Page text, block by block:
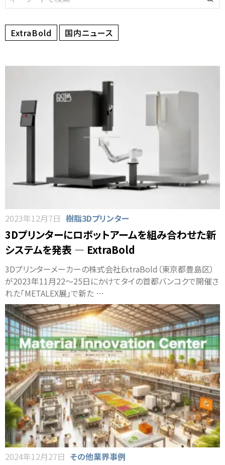
ExtraBold 国内ニュース
2023年12月7日 樹脂3Dプリンター
3Dプリンターにロボットアームを組み合わせた新
システムを発表 ― ExtraBold
3Dプリンターメーカーの株式会社ExtraBold（東京都豊島区）
が2023年11月22～25日にかけてタイの首都バンコクで開催さ
れた「METALEX展」で新た …
2024年12月27日 その他業界事例